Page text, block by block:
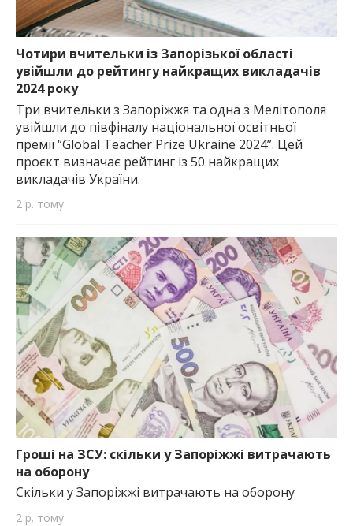
Чотири вчительки із Запорізької області
увійшли до рейтингу найкращих викладачів
2024 року
Три вчительки з Запоріжжя та одна з Мелітополя
увійшли до півфіналу національної освітньої
премії “Global Teacher Prize Ukraine 2024”. Цей
проєкт визначає рейтинг із 50 найкращих
викладачів України.
2 р. тому
Гроші на ЗСУ: скільки у Запоріжжі витрачають
на оборону
Скільки у Запоріжжі витрачають на оборону
2 р. тому